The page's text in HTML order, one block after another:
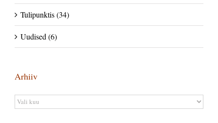
Tulipunktis (34)
Uudised (6)
Arhiiv
Arhiiv